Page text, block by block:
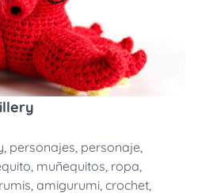
, personajes, personaje,
, muñequitos, ropa,
, amigurumi, crochet,